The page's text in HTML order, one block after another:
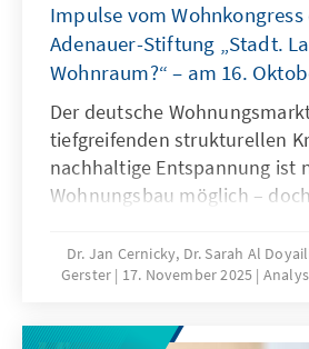
Impulse vom
Adenauer-Stiftung „Stadt.
Wohnraum?“ – am 16.
Der deutsche
tiefgreifenden strukturellen
nachhaltige Entspannung ist
Wohnungsbau möglich –
Vorgaben bremsen die
Zur Lösung des Problems
Komplexität.
Dr. Jan Cernicky, Dr. Sarah Al
Gerster
17. November 2025